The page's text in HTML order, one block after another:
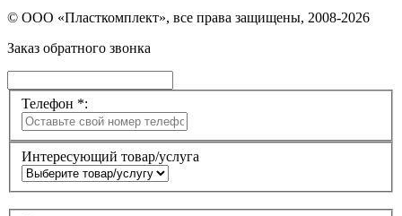
© ООО «Пласткомплект», все права защищены, 2008-2026
Заказ обратного звонка
Телефон *:
Интересующий товар/услуга